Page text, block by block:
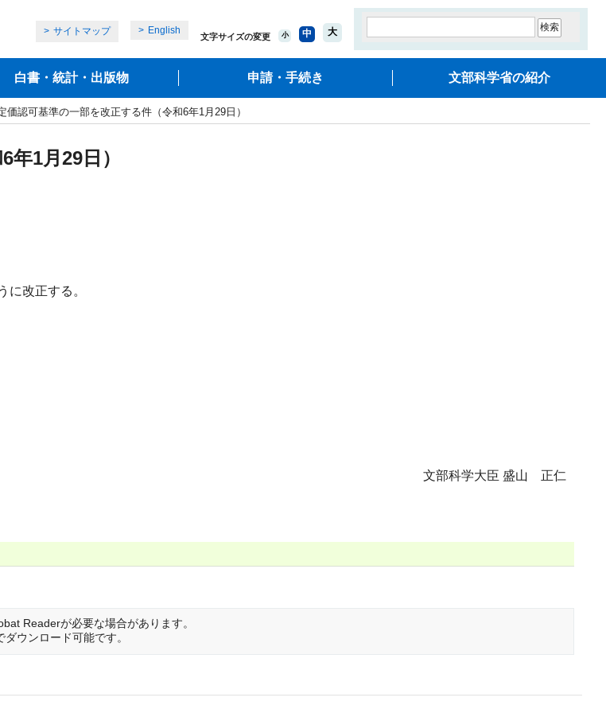
サイトマップ English
文字サイズの変更 小 中 大
白書・統計・出版物 申請・手続き 文部科学省の紹介
価認可基準の一部を改正する件（令和6年1月29日）
1月29日）
に改正する。
文部科学大臣 盛山 正仁
Readerが必要な場合があります。
ウンロード可能です。